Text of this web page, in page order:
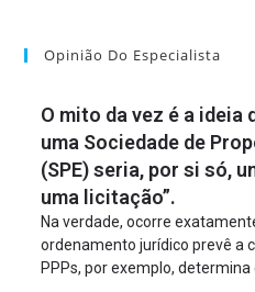
Opinião Do Especialista
O mito da vez é a ideia
uma Sociedade de
(SPE) seria, por si só,
uma licitação”.
Na verdade, ocorre
ordenamento jurídico prevê a
PPPs, por exemplo,